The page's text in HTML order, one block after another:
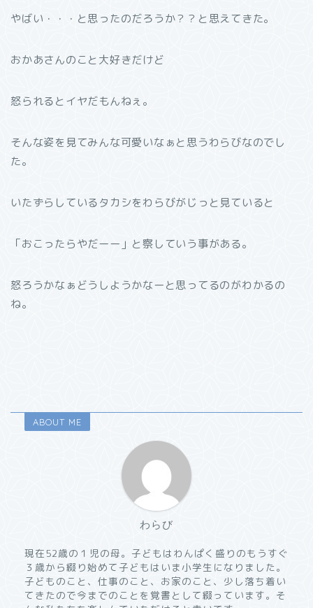
やばい・・・と思ったのだろうか？？と思えてきた。
おかあさんのこと大好きだけど
怒られるとイヤだもんねぇ。
そんな姿を見てみんな可愛いなぁと思うわらびなのでし
た。
いたずらしているタカシをわらびがじっと見ていると
「おこったらやだーー」と察していう事がある。
怒ろうかなぁどうしようかなーと思ってるのがわかるの
ね。
ABOUT ME
わらび
現在52歳の１児の母。子どもはわんぱく盛りのもうすぐ
３歳から綴り始めて子どもはいま小学生になりました。
子どものこと、仕事のこと、お家のこと、少し落ち着い
てきたので今までのことを覚書として綴っています。そ